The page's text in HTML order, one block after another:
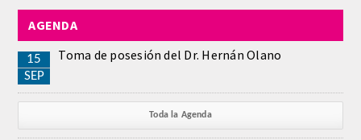
ACADEMICOS
AGENDA
15
SEP
Toma de posesión del Dr. Hernán Olano
Toda la Agenda